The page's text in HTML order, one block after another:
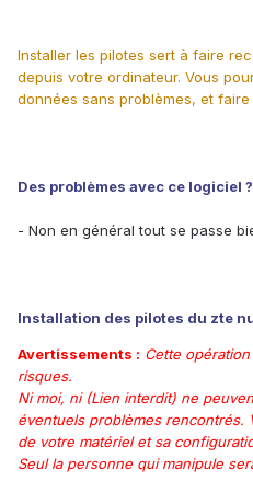
Installer les pilotes sert à faire
depuis votre ordinateur. Vous
données sans problèmes, et
Des problèmes avec ce logiciel ?
- Non en général tout se passe
Installation des pilotes du zte
Avertissements : Cette
risques.
Ni moi, ni (Lien interdit) ne
éventuels problèmes rencontrés.
de votre matériel et sa
Seul la personne qui manipule